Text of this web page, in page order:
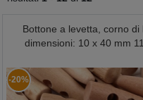
Bottone a levetta, corno di
dimensioni: 10 x 40 mm
-20%